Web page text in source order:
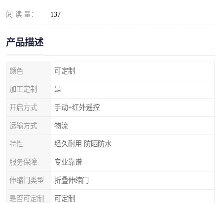
阅 读 量： 137
产品描述
颜色 可定制
加工定制 是
开启方式 手动+红外遥控
运输方式 物流
特性 经久耐用 防晒防水
服务保障 专业靠谱
伸缩门类型 折叠伸缩门
是否可定制 可定制